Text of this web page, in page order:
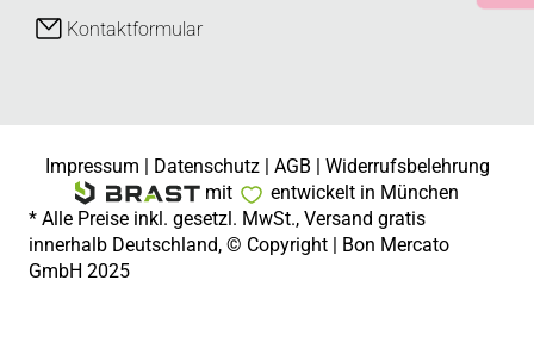
Kontaktformular
Impressum | Datenschutz| AGB | Widerrufsbelehrung
mit
entwickelt in München
* Alle Preise inkl. gesetzl. MwSt., Versand gratis
innerhalb Deutschland, © Copyright | Bon Mercato
GmbH 2025